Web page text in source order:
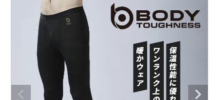
防寒着
作業用手袋
アウトドア・スポーツ
ミズノ安全靴ランキング
作業着ランキング
アウトドアウェアランキング
アイトス株式会社
コーコス ジーベック
クロダルマ
電気・設備作業服
配達・営業作業服